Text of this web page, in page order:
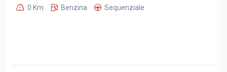
0 Km Benzina Sequenziale